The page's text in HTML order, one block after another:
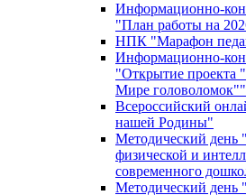
Информационно-
"План работы на
НПК "Марафон
Информационно-
"Открытие проекта
Мире головоломок""
Всероссийский
нашей Родины"
Методический день
физической и
современного
Методический день